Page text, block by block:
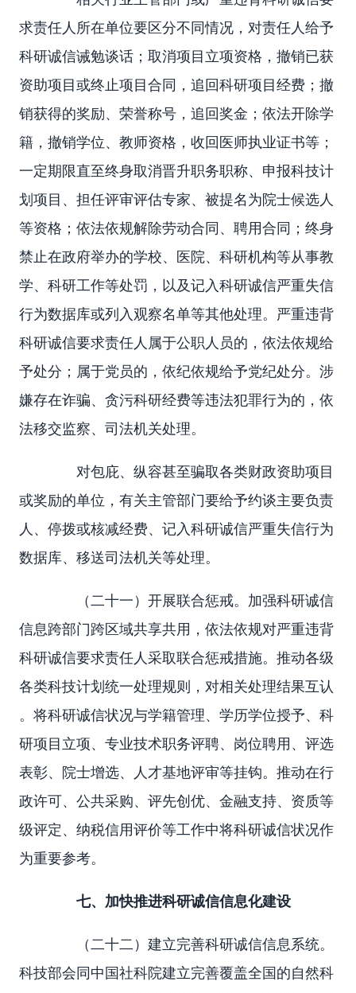
求责任人所在单位要区分不同情况，对责任人给予
科研诚信诫勉谈话；取消项目立项资格，撤销已获
资助项目或终止项目合同，追回科研项目经费；撤
销获得的奖励、荣誉称号，追回奖金；依法开除学
籍，撤销学位、教师资格，收回医师执业证书等；
一定期限直至终身取消晋升职务职称、申报科技计
划项目、担任评审评估专家、被提名为院士候选人
等资格；依法依规解除劳动合同、聘用合同；终身
禁止在政府举办的学校、医院、科研机构等从事教
学、科研工作等处罚，以及记入科研诚信严重失信
行为数据库或列入观察名单等其他处理。严重违背
科研诚信要求责任人属于公职人员的，依法依规给
予处分；属于党员的，依纪依规给予党纪处分。涉
嫌存在诈骗、贪污科研经费等违法犯罪行为的，依
法移交监察、司法机关处理。
对包庇、纵容甚至骗取各类财政资助项目
或奖励的单位，有关主管部门要给予约谈主要负责
人、停拨或核减经费、记入科研诚信严重失信行为
数据库、移送司法机关等处理。
（二十一）开展联合惩戒。加强科研诚信
信息跨部门跨区域共享共用，依法依规对严重违背
科研诚信要求责任人采取联合惩戒措施。推动各级
各类科技计划统一处理规则，对相关处理结果互认
。将科研诚信状况与学籍管理、学历学位授予、科
研项目立项、专业技术职务评聘、岗位聘用、评选
表彰、院士增选、人才基地评审等挂钩。推动在行
政许可、公共采购、评先创优、金融支持、资质等
级评定、纳税信用评价等工作中将科研诚信状况作
为重要参考。
七、加快推进科研诚信信息化建设
（二十二）建立完善科研诚信信息系统。
科技部会同中国社科院建立完善覆盖全国的自然科